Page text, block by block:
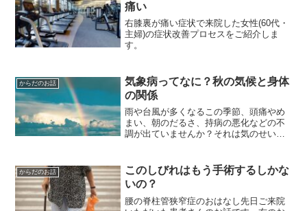
痛い
右膝裏が痛い症状で来院した女性(60代・
主婦)の症状改善プロセスをご紹介しま
す。
からだのお話
気象病ってなに？秋の気候と身体
の関係
雨や台風が多くなるこの季節、頭痛やめ
まい、朝のだるさ、持病の悪化などの不
調が出ていませんか？それは気のせいで
身体は想像するよりもずっと敏感です。
例えば小さな砂粒が靴に入...
からだのお話
このしびれはもう手術するしかな
いの？
腰の脊柱管狭窄症のおはなし先日ご来院